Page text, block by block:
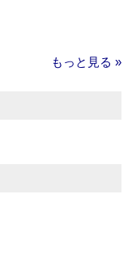
もっと見る »